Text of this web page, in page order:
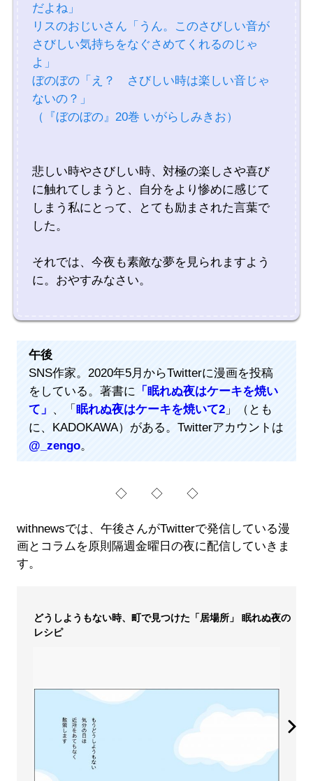
だよね」
リスのおじいさん「うん。このさびしい音が
さびしい気持ちをなぐさめてくれるのじゃ
よ」
ぼのぼの「え？ さびしい時は楽しい音じゃ
ないの？」
（『ぼのぼの』20巻 いがらしみきお）
悲しい時やさびしい時、対極の楽しさや喜び
に触れてしまうと、自分をより惨めに感じて
しまう私にとって、とても励まされた言葉で
した。
それでは、今夜も素敵な夢を見られますよう
に。おやすみなさい。
午後
SNS作家。2020年5月からTwitterに漫画を投稿
をしている。著書に 「眠れぬ夜はケーキを焼い
て」 、「 眠れぬ夜はケーキを焼いて2」（とも
に、KADOKAWA）がある。Twitterアカウントは
@_zengo。
◇ ◇ ◇
withnewsでは、午後さんがTwitterで発信している漫
画とコラムを原則隔週金曜日の夜に配信していきま
す。
どうしようもない時、町で見つけた「居場所」 眠れぬ夜の
レシピ